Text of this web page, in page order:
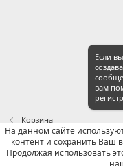
Корзина
Russian (RU)
Если
вам
На данном сайте
контент и сохранить Ваш
Продолжая использовать